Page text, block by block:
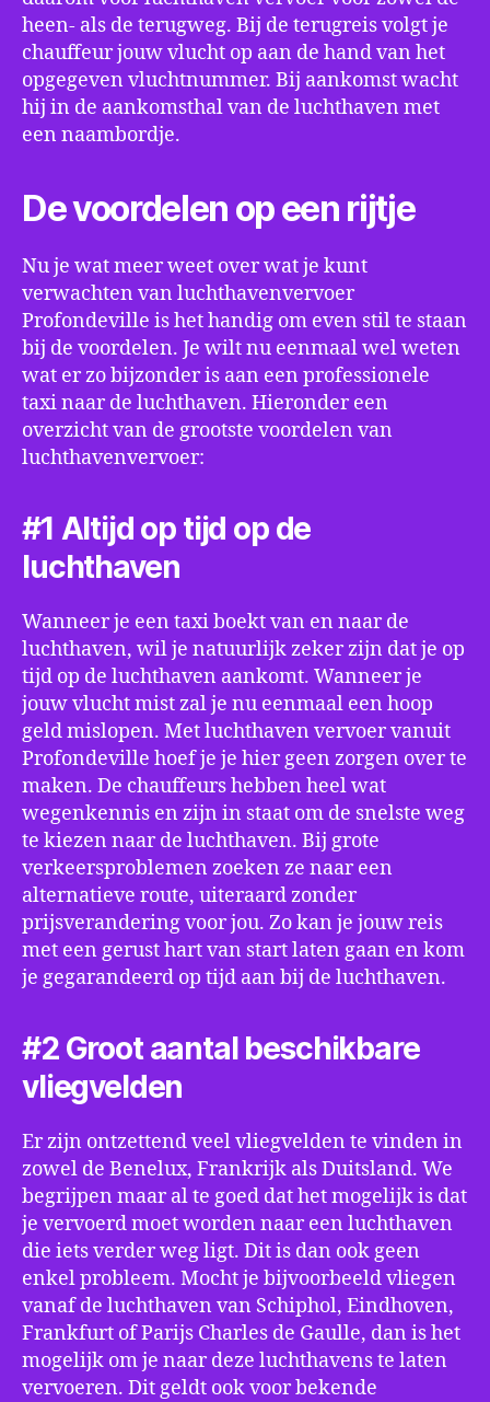
heen- als de terugweg. Bij de terugreis volgt je
chauffeur jouw vlucht op aan de hand van het
opgegeven vluchtnummer. Bij aankomst wacht
hij in de aankomsthal van de luchthaven met
een naambordje.
De voordelen op een rijtje
Nu je wat meer weet over wat je kunt
verwachten van luchthavenvervoer
Profondeville is het handig om even stil te staan
bij de voordelen. Je wilt nu eenmaal wel weten
wat er zo bijzonder is aan een professionele
taxi naar de luchthaven. Hieronder een
overzicht van de grootste voordelen van
luchthavenvervoer:
#1 Altijd op tijd op de
luchthaven
Wanneer je een taxi boekt van en naar de
luchthaven, wil je natuurlijk zeker zijn dat je op
tijd op de luchthaven aankomt. Wanneer je
jouw vlucht mist zal je nu eenmaal een hoop
geld mislopen. Met luchthaven vervoer vanuit
Profondeville hoef je je hier geen zorgen over te
maken. De chauffeurs hebben heel wat
wegenkennis en zijn in staat om de snelste weg
te kiezen naar de luchthaven. Bij grote
verkeersproblemen zoeken ze naar een
alternatieve route, uiteraard zonder
prijsverandering voor jou. Zo kan je jouw reis
met een gerust hart van start laten gaan en kom
je gegarandeerd op tijd aan bij de luchthaven.
#2 Groot aantal beschikbare
vliegvelden
Er zijn ontzettend veel vliegvelden te vinden in
zowel de Benelux, Frankrijk als Duitsland. We
begrijpen maar al te goed dat het mogelijk is dat
je vervoerd moet worden naar een luchthaven
die iets verder weg ligt. Dit is dan ook geen
enkel probleem. Mocht je bijvoorbeeld vliegen
vanaf de luchthaven van Schiphol, Eindhoven,
Frankfurt of Parijs Charles de Gaulle, dan is het
mogelijk om je naar deze luchthavens te laten
vervoeren. Dit geldt ook voor bekende